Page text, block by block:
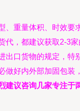
、重量体积、时效
代，都建议获取2-3
出口货物的规定，
做好内外部加固包装
建议咨询几家专注于